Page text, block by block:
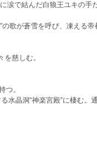
涙で結んだ白狼王ユキの手
歌が蒼雪を呼び、凍える
慈しむ。
つ。
水晶洞“神楽宮殿”に棲む。